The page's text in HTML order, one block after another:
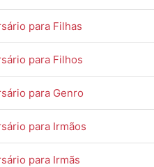
para Filhas
para Filhos
para Genro
para Irmãos
para Irmãs